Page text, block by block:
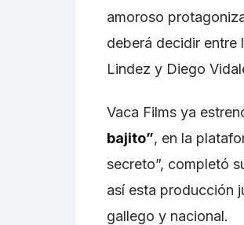
amoroso
deberá decidir entre
Lindez y Diego
Vaca Films ya
bajito”, en la
secreto”, completó
así esta producción
gallego y nacional.